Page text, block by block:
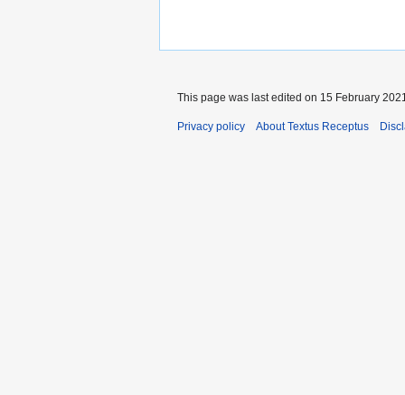
This page was last edited on 15 February
Privacy policy About Textus Receptus